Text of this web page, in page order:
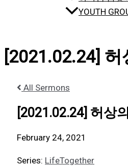
YOUTH
[2021.02.24]
All Sermons
[2021.02.24] 허상
February 24, 2021
Series: LifeTogether